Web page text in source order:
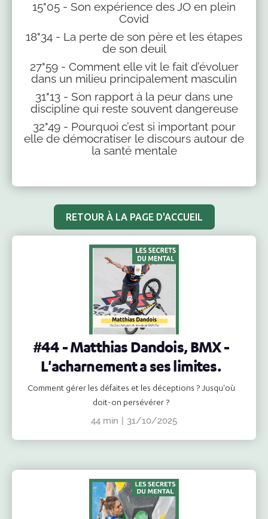
15"05 - Son expérience des JO en plein
Covid
18"34 - La perte de son père et les étapes
de son deuil
27"59 - Comment elle vit le fait d’évoluer
dans un milieu principalement masculin
31"13 - Son rapport à la peur dans une
discipline qui reste souvent dangereuse
32"49 - Pourquoi c’est si important pour
elle de démocratiser le discours autour de
la santé mentale
RETOUR À LA PAGE D'ACCUEIL
#44 - Matthias Dandois, BMX -
L'acharnement a ses limites.
Comment gérer les défaites et les déceptions ? Jusqu'où
doit-on persévérer ?
44 min | 31/10/2025